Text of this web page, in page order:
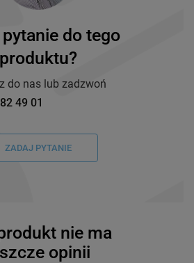
do tego
produktu?
do nas lub zadzwoń
49 01
ZADAJ PYTANIE
nie ma
opinii